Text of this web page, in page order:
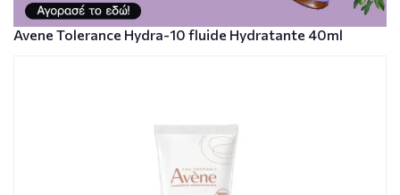
Avene Tolerance Hydra-10 fluide Hydratante 40ml